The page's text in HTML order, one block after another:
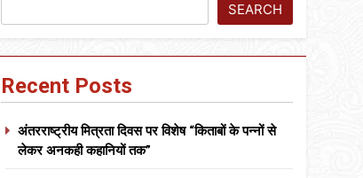
SEARCH
Recent Posts
अंतरराष्ट्रीय मित्रता दिवस पर विशेष “किताबों के पन्नों से
लेकर अनकही कहानियों तक”